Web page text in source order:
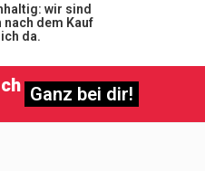
wir sind
nach dem Kauf
da.
Ganz bei dir!